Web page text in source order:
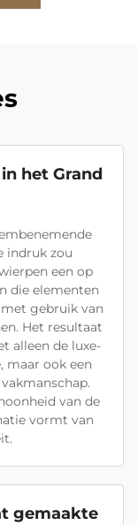
het Grand
indruk zou
een op
die elementen
gebruik van
Het resultaat
alleen de luxe-
maar ook een
van de
vormt van
gemaakte